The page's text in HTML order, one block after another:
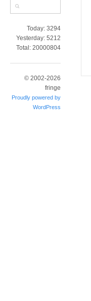
Today: 3294
Yesterday: 5212
Total: 20000804
© 2002-2026
fringe
Proudly powered by
WordPress